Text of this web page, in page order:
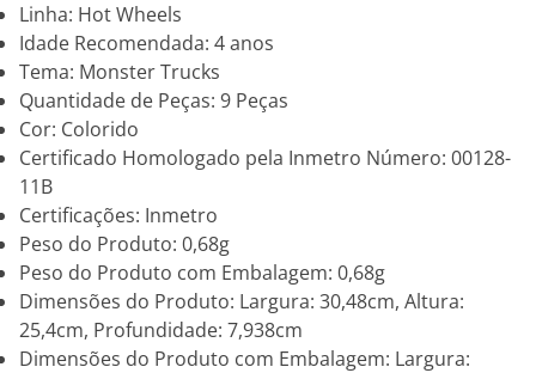
Linha: Hot Wheels
Idade Recomendada: 4 anos
Tema: Monster Trucks
Quantidade de Peças: 9 Peças
Cor: Colorido
Certificado Homologado pela Inmetro Número: 00128-
11B
Certificações: Inmetro
Peso do Produto: 0,68g
Peso do Produto com Embalagem: 0,68g
Dimensões do Produto: Largura: 30,48cm, Altura:
25,4cm, Profundidade: 7,938cm
Dimensões do Produto com Embalagem: Largura: